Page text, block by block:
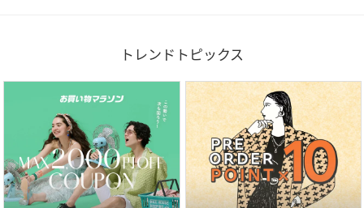
トレンドトピックス